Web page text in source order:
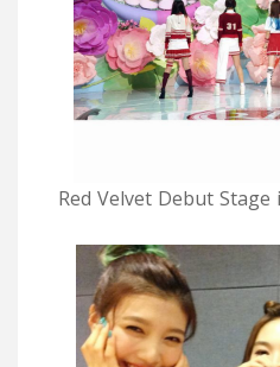
Red Velvet Debut Stage